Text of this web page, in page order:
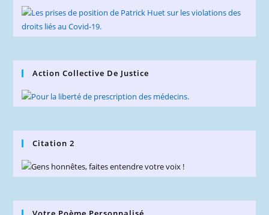
Action Collective De Justice
Citation 2